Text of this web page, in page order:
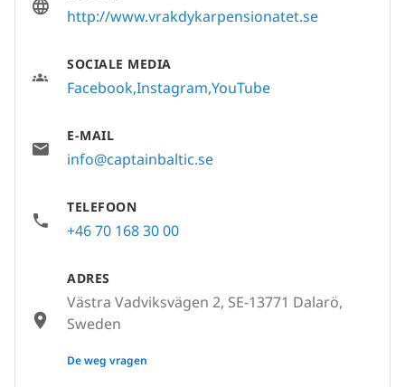
http://www.vrakdykarpensionatet.se
SOCIALE MEDIA
FacebookInstagram YouTube
E-MAIL
info@captainbaltic.se
TELEFOON
+46 70 168 30 00
ADRES
Västra Vadviksvägen 2, SE-13771 Dalarö,
Sweden
None
De weg vragen